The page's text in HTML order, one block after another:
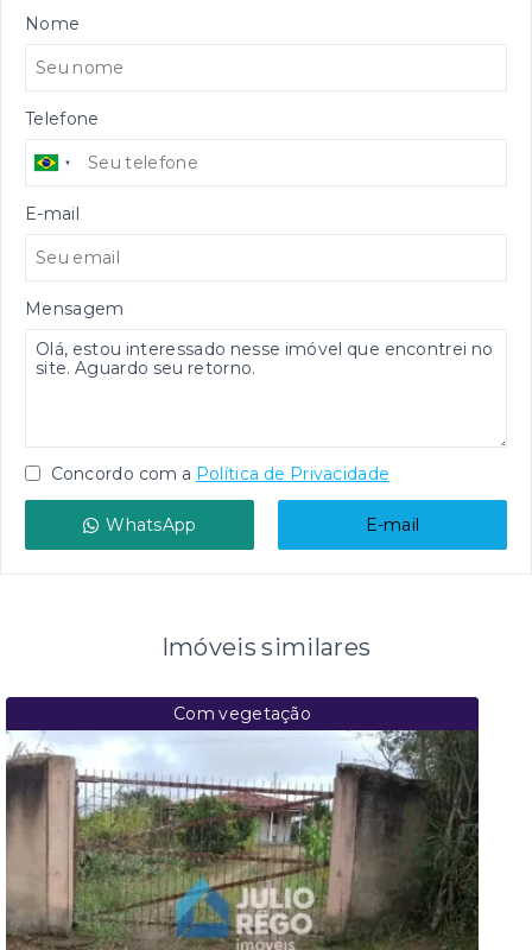
Nome
Telefone
E-mail
Mensagem
Concordo com a Política de Privacidade
WhatsApp E-mail
Imóveis similares
Com vegetação